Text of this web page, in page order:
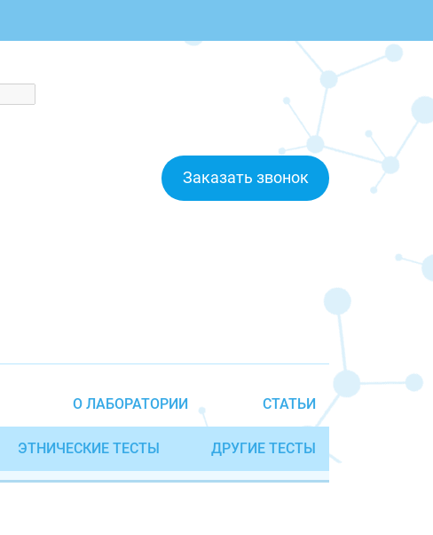
Заказать звонок
О ЛАБОРАТОРИИ СТАТЬИ
ЭТНИЧЕСКИЕ ТЕСТЫ ДРУГИЕ ТЕСТЫ